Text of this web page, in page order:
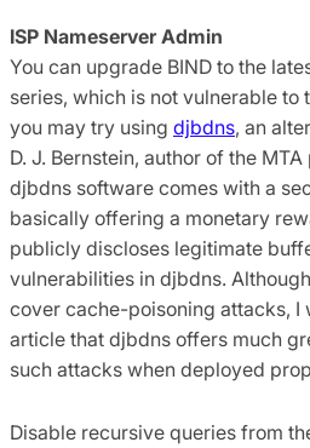
ISP Nameserver Admin
You can upgrade BIND to the
series, which is not vulnerable
you may try using djbdns, an
D. J. Bernstein, author of the
djbdns software comes with a
basically offering a monetary
publicly discloses legitimate
vulnerabilities in djbdns.
cover cache-poisoning attacks, I
article that djbdns offers much
such attacks when deployed
Disable recursive queries from